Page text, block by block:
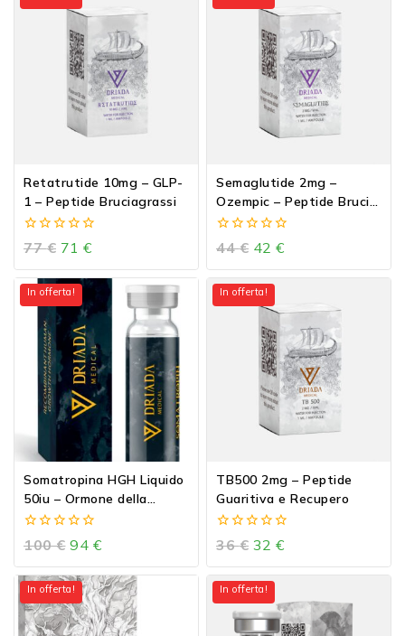
Retatrutide 10mg – GLP-
1 – Peptide Bruciagrassi
0
out
of
5
77€ 71 €
Semaglutide 2mg –
Ozempic – Peptide Brucia
Grassi
0
out
of
5
44€ 42 €
In offerta!
Somatropina HGH Liquido
50iu – Ormone della
crescita – GH liquido già
ricostruito
0
out
of
5
100€ 94 €
In offerta!
TB500 2mg – Peptide
Guaritiva e Recupero
0
out
of
5
36€ 32 €
In offerta! In offerta!